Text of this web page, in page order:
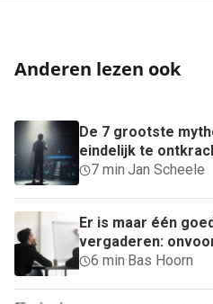
Anderen lezen ook
De 7 grootste
eindelijk te
7 min·Jan Scheele
Er is maar één
vergaderen:
6 min· Bas Hoorn